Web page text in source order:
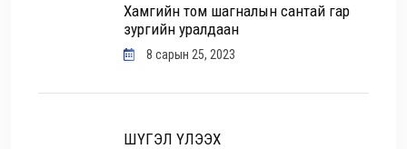
Хамгийн том шагналын сантай гар
зургийн уралдаан
8 сарын 25, 2023
ШҮГЭЛ ҮЛЭЭХ